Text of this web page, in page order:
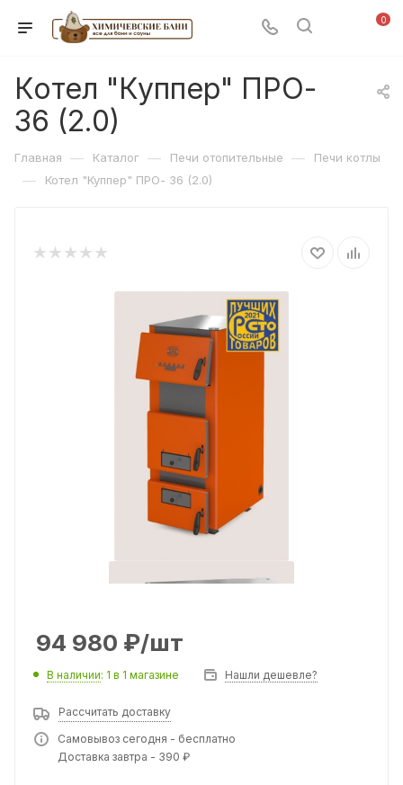
0
Котел "Куппер" ПРО-
36 (2.0)
Главная — Каталог — Печи отопительные — Печи котлы
— Котел "Куппер" ПРО- 36 (2.0)
94 980 ₽/шт
В наличии: 1 в 1 магазине Нашли дешевле?
Рассчитать доставку
Самовывоз сегодня - бесплатно
Доставка завтра - 390 ₽